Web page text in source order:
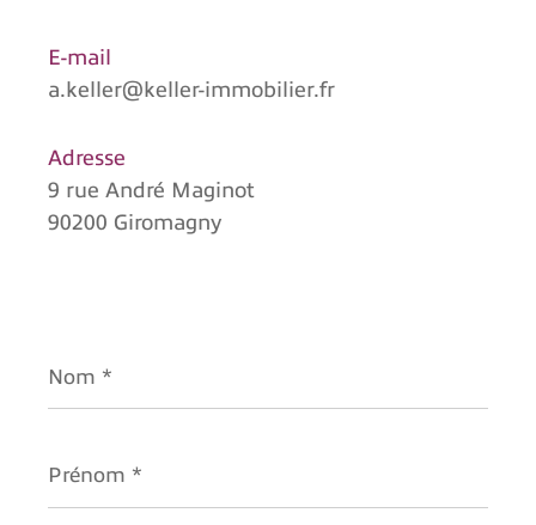
E-mail
a.keller@keller-immobilier.fr
Adresse
9 rue André Maginot
90200 Giromagny
*
*